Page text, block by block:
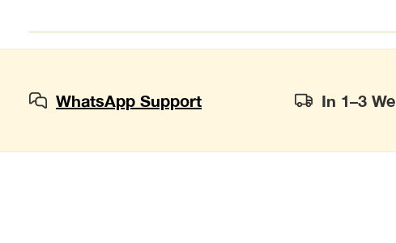
WhatsApp Support In 1–3